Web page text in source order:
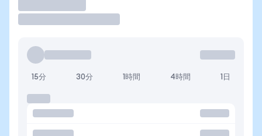
15分 30分 1時間 4時間 1日